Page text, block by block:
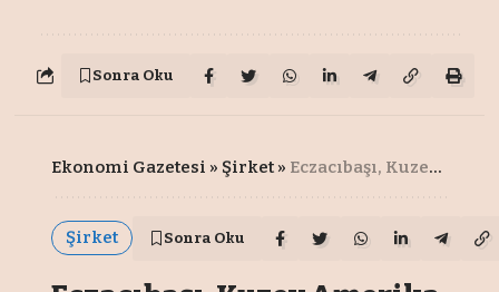
Sonra Oku
Ekonomi Gazetesi » Şirket » Eczacıbaşı, Kuzey Amerika ve MENA’da etkinliğini artıracak
Şirket Sonra Oku